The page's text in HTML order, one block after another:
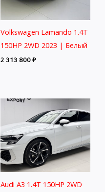
Volkswagen Lamando 1.4T
150HP 2WD 2023 | Белый
2 313 800₽
Audi A3 1.4T 150HP 2WD